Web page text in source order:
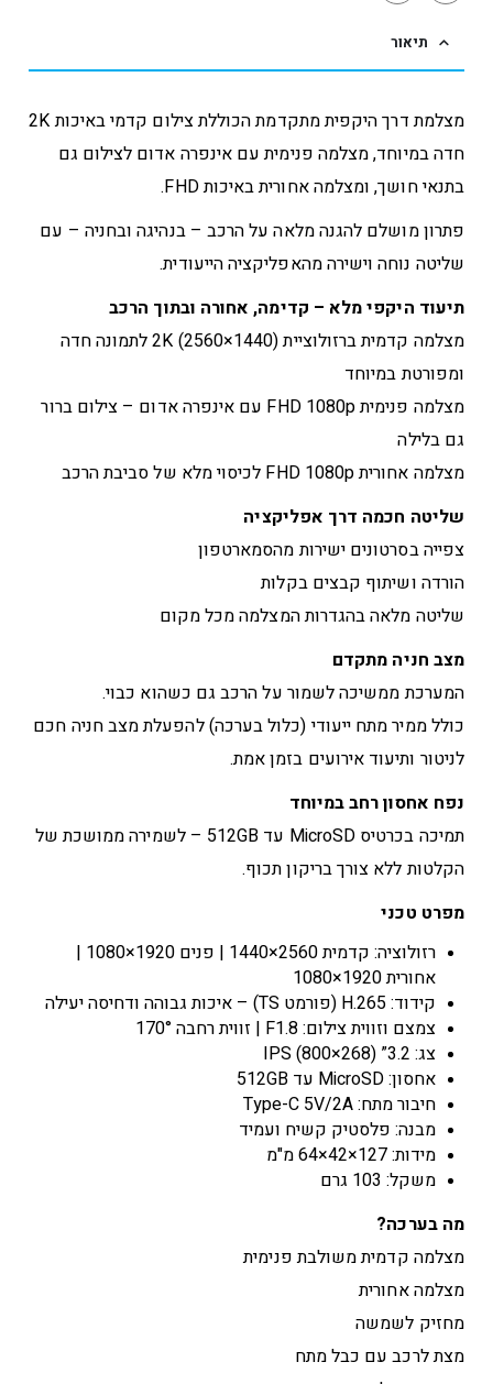
תיאור
מצלמת דרך היקפית מתקדמת הכוללת צילום קדמי באיכות 2K
חדה במיוחד, מצלמה פנימית עם אינפרה אדום לצילום גם
בתנאי חושך, ומצלמה אחורית באיכות FHD.
פתרון מושלם להגנה מלאה על הרכב – בנהיגה ובחניה – עם
שליטה נוחה וישירה מהאפליקציה הייעודית.
תיעוד היקפי מלא – קדימה, אחורה ובתוך הרכב
מצלמה קדמית ברזולוציית 2K (2560×1440) לתמונה חדה
ומפורטת במיוחד
מצלמה פנימית FHD 1080p עם אינפרה אדום – צילום ברור
גם בלילה
מצלמה אחורית FHD 1080p לכיסוי מלא של סביבת הרכב
שליטה חכמה דרך אפליקציה
צפייה בסרטונים ישירות מהסמארטפון
הורדה ושיתוף קבצים בקלות
שליטה מלאה בהגדרות המצלמה מכל מקום
מצב חניה מתקדם
המערכת ממשיכה לשמור על הרכב גם כשהוא כבוי.
כולל ממיר מתח ייעודי (כלול בערכה) להפעלת מצב חניה חכם
לניטור ותיעוד אירועים בזמן אמת.
נפח אחסון רחב במיוחד
תמיכה בכרטיס MicroSD עד 512GB – לשמירה ממושכת של
הקלטות ללא צורך בריקון תכוף.
מפרט טכני
רזולוציה: קדמית 2560×1440 | פנים 1920×1080 |
אחורית 1920×1080
קידוד: H.265 (פורמט TS) – איכות גבוהה ודחיסה יעילה
צמצם וזווית צילום: F1.8 | זווית רחבה 170°
צג: 3.2” IPS (800×268)
אחסון: MicroSD עד 512GB
חיבור מתח: Type-C 5V/2A
מבנה: פלסטיק קשיח ועמיד
מידות: 127×42×64 מ"מ
משקל: 103 גרם
מה בערכה?
מצלמה קדמית משולבת פנימית
מצלמה אחורית
מחזיק לשמשה
מצת לרכב עם כבל מתח